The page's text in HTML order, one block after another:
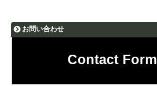
お問い合わせ
Contact Form